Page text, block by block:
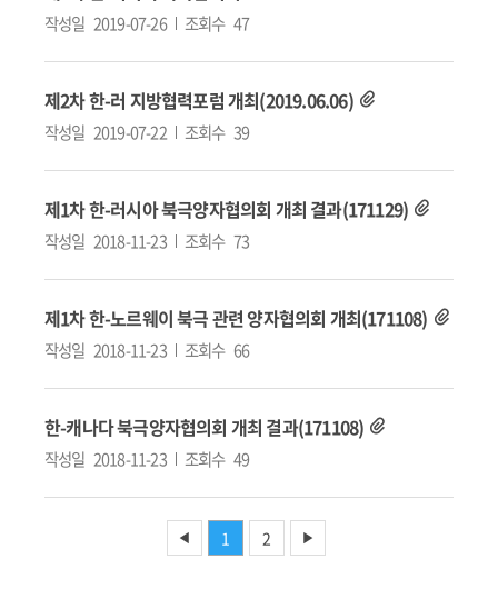
작성일 2019-07-26 조회수 47
제2차 한-러 지방협력포럼 개최(2019.06.06)
작성일 2019-07-22 조회수 39
제1차 한-러시아 북극양자협의회 개최 결과(171129)
작성일 2018-11-23 조회수 73
제1차 한-노르웨이 북극 관련 양자협의회 개최(171108)
작성일 2018-11-23 조회수 66
한-캐나다 북극양자협의회 개최 결과(171108)
작성일 2018-11-23 조회수 49
◀ 1 2 ▶